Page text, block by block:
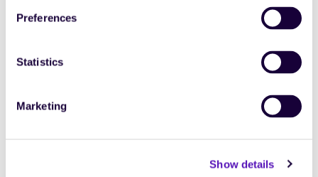
Preferences
Statistics
Marketing
Show details
indispensable pour avoir une donnée homogène sur